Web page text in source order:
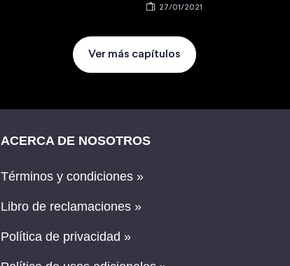
27/01/2021
Ver más capítulos
ACERCA DE NOSOTROS
Términos y condiciones »
Libro de reclamaciones »
Política de privacidad »